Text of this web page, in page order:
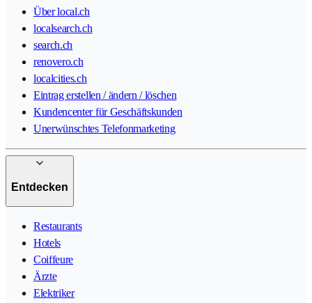
Über local.ch
localsearch.ch
search.ch
renovero.ch
localcities.ch
Eintrag erstellen / ändern / löschen
Kundencenter für Geschäftskunden
Unerwünschtes Telefonmarketing
Entdecken
Restaurants
Hotels
Coiffeure
Ärzte
Elektriker